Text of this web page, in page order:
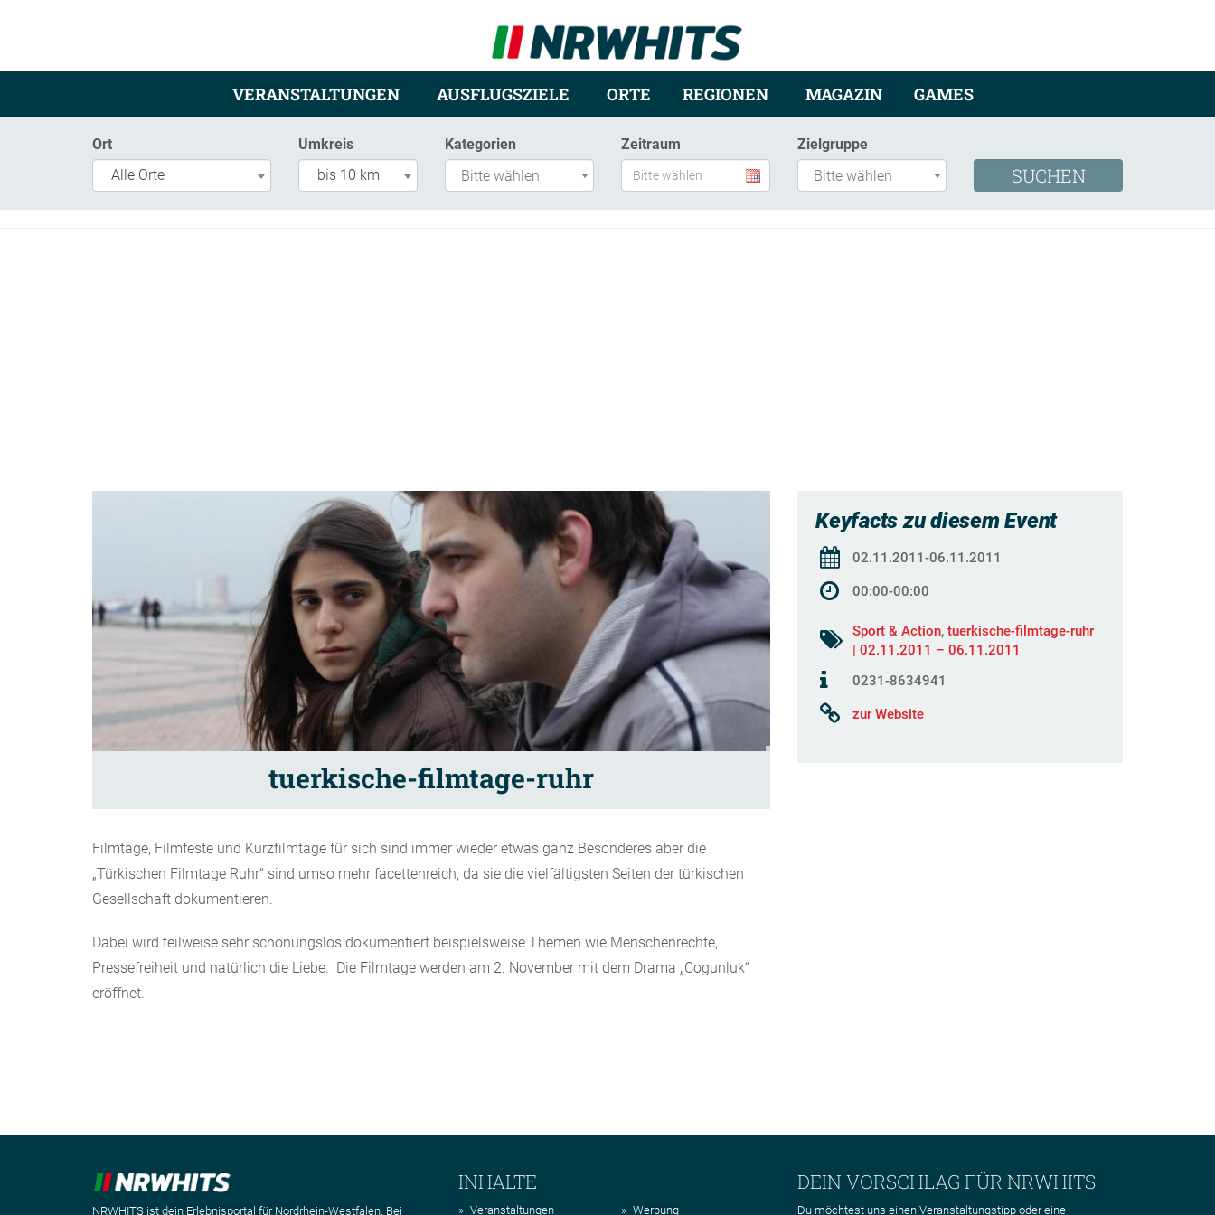
VERANSTALTUNGEN AUSFLUGSZIELE ORTE REGIONEN MAGAZIN GAMES
Ort
Alle Orte
Umkreis
bis 10 km
Kategorien Zeitraum Zielgruppe
tuerkische-filmtage-ruhr
Filmtage, Filmfeste und Kurzfilmtage für sich sind immer wieder etwas ganz Besonderes aber die
„Türkischen Filmtage Ruhr“ sind umso mehr facettenreich, da sie die vielfältigsten Seiten der türkischen
Gesellschaft dokumentieren.
Dabei wird teilweise sehr schonungslos dokumentiert beispielsweise Themen wie Menschenrechte,
Pressefreiheit und natürlich die Liebe. Die Filmtage werden am 2. November mit dem Drama „Cogunluk“
eröffnet.
Keyfacts zu diesem Event
02.11.2011-06.11.2011
00:00-00:00
Sport & Action, tuerkische-filmtage-ruhr
| 02.11.2011 – 06.11.2011
0231-8634941
zur Website
NRWHITS ist dein Erlebnisportal für Nordrhein-Westfalen. Bei
INHALTE
Veranstaltungen Werbung
DEIN VORSCHLAG FÜR NRWHITS
Du möchtest uns einen Veranstaltungstipp oder eine